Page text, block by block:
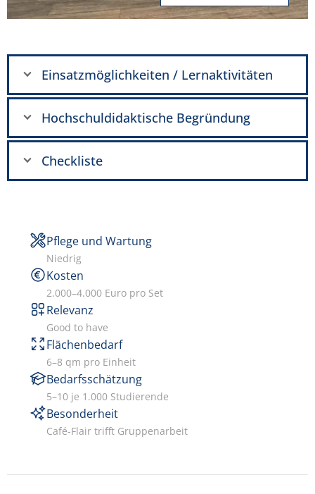
Einsatzmöglichkeiten / Lernaktivitäten
Hochschuldidaktische Begründung
Checkliste
Pflege und Wartung
Niedrig
Kosten
2.000–4.000 Euro pro Set
Relevanz
Good to have
Flächenbedarf
6–8 qm pro Einheit
Bedarfsschätzung
5–10 je 1.000 Studierende
Besonderheit
Café-Flair trifft Gruppenarbeit